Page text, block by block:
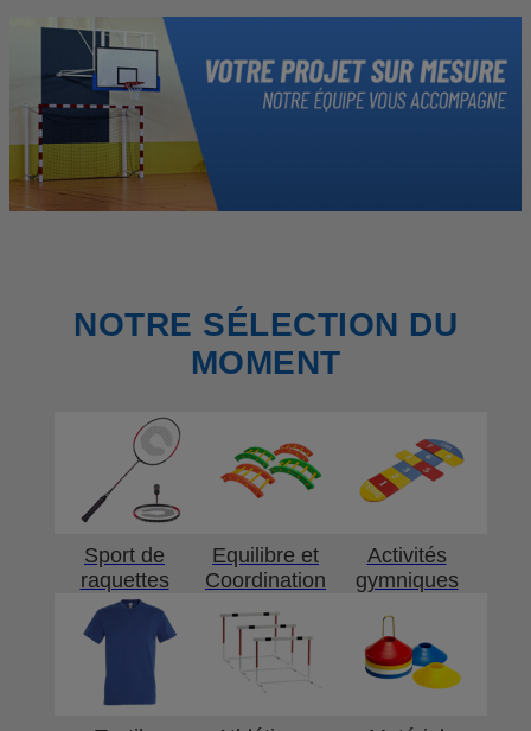
NOTRE SÉLECTION DU
MOMENT
Sport de
raquettes
Equilibre et
Coordination
Activités
gymniques